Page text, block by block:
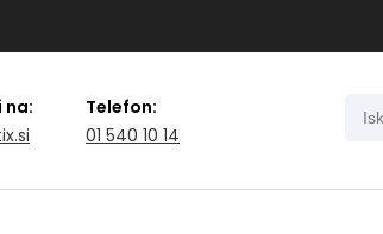
na:
Telefon:
01 540 10 14